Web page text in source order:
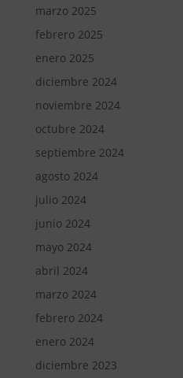
marzo 2025
febrero 2025
enero 2025
diciembre 2024
noviembre 2024
octubre 2024
septiembre 2024
agosto 2024
julio 2024
junio 2024
mayo 2024
abril 2024
marzo 2024
febrero 2024
enero 2024
diciembre 2023